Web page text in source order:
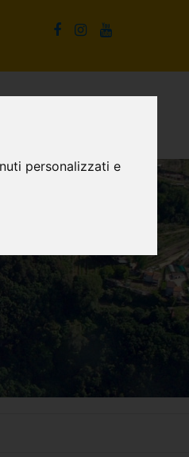
personalizzati e